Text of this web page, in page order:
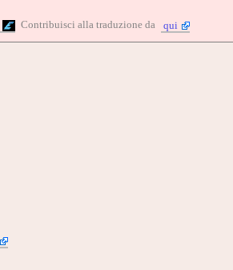
Contribuisci alla traduzione da qui